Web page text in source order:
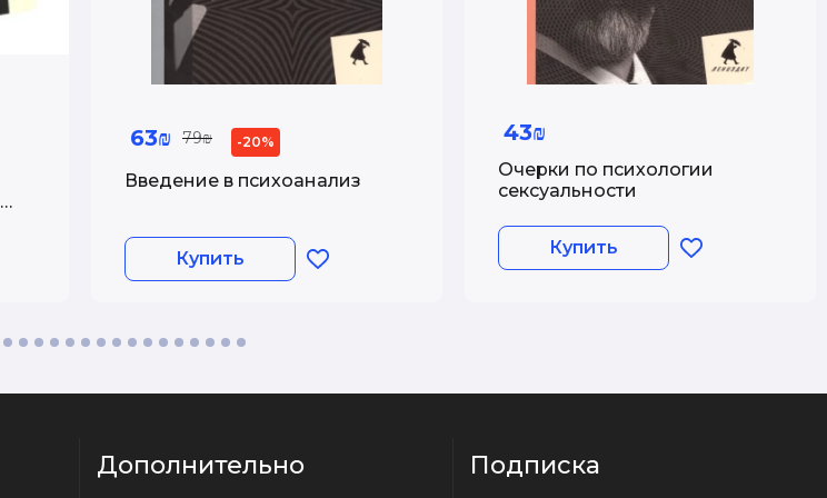
63₪ 79₪ -20%
Введение в психоанализ
Купить
43₪
Очерки по психологии
сексуальности
Купить
Дополнительно Подписка